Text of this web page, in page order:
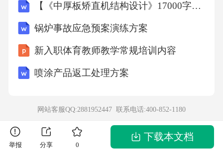
固，防止类似发生。技术支持：为其他部门提
供必要的技术支持，保证响应的顺利进行。4.3
外部协作人员职责外部协作人员在数据泄露预
警与紧急响应中承担以下职责：信息共享：与
演练：参与应急演练，提高响应能力。报告：
【《中厚板矫直机结构设计》17000字（论文）】
锅炉事故应急预案演练方案
新入职体育教师教学常规培训内容
喷涂产品返工处理方案
网站客服QQ:2881952447 联系电话:400-852-1180
举报 分享 0
下载本文档